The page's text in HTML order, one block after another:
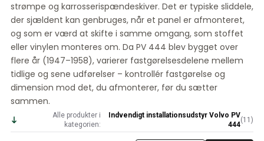
Volvo PV/Duett motordele
Volvo PV/Duett Diverse
Volvo PV/Duett motor gashåndtag
Volvo PV/Duett Varme/friskluft
Volvo PV/Duett fælge/navkapsler
Volvo Amazon reservedele
Volvo Amazon Karrosseridele
Volvo Amazon Bremsesystem
Volvo Amazon Kølesystem
Volvo Amazon Elektrisk udstyr
strømpe og karrosserispændeskiver. Det er typiske sliddele,
der sjældent kan genbruges, når et panel er afmonteret,
og som er værd at skifte i samme omgang, som stoffet
eller vinylen monteres om. Da PV 444 blev bygget over
flere år (1947–1958), varierer fastgørelsesdelene mellem
tidlige og sene udførelser – kontrollér fastgørelse og
dimension mod det, du afmonterer, før du sætter
sammen.
Alle produkter i
kategorien:
Indvendigt installationsudstyr Volvo PV
444
(11 )